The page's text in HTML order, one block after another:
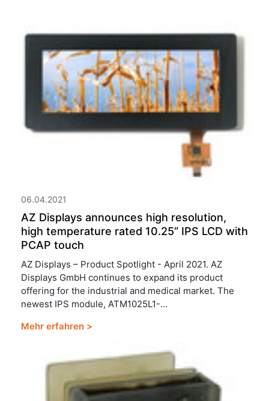
06.04.2021
AZ Displays announces high resolution,
high temperature rated 10.25“ IPS LCD with
PCAP touch
AZ Displays – Product Spotlight - April 2021. AZ
Displays GmbH continues to expand its product
offering for the industrial and medical market. The
newest IPS module, ATM1025L1-...
Mehr erfahren >